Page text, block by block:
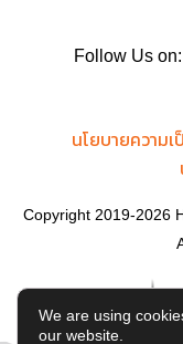
Follow Us on:
นโยบายความ
Copyright 2019-2026
We are using
our website.